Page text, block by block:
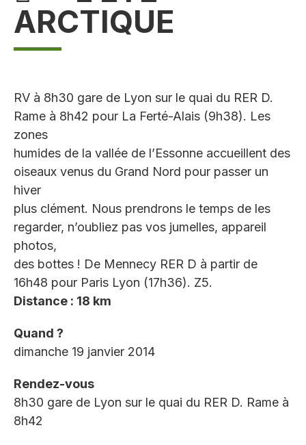
ARCTIQUE
RV à 8h30 gare de Lyon sur le quai du RER D.
Rame à 8h42 pour La Ferté-Alais (9h38). Les
zones
humides de la vallée de l’Essonne accueillent des
oiseaux venus du Grand Nord pour passer un
hiver
plus clément. Nous prendrons le temps de les
regarder, n’oubliez pas vos jumelles, appareil
photos,
des bottes ! De Mennecy RER D à partir de
16h48 pour Paris Lyon (17h36). Z5.
Distance : 18 km
Quand ?
dimanche 19 janvier 2014
Rendez-vous
8h30 gare de Lyon sur le quai du RER D. Rame à
8h42